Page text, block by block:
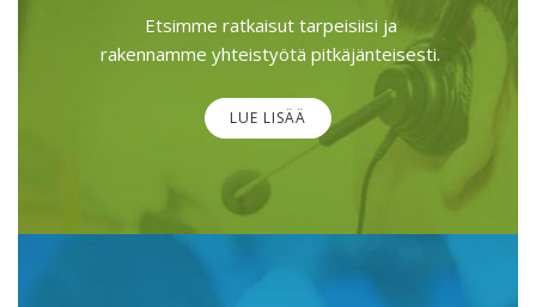
Etsimme ratkaisut tarpeisiisi ja
rakennamme yhteistyötä pitkäjänteisesti.
LUE LISÄÄ